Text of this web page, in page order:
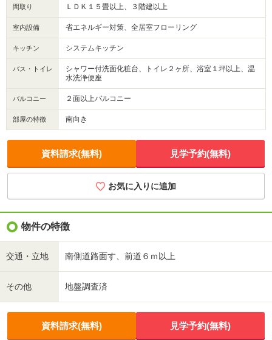
間取り ＬＤＫ１５畳以上、３階建以上
室内設備 省エネルギー対策、全居室フローリング
キッチン システムキッチン
バス・トイレ
シャワー付洗面化粧台、トイレ２ヶ所、浴室１坪以上、温
水洗浄便座
バルコニー ２面以上バルコニー
部屋の特徴 南向き
資料請求(無料) 見学予約(無料)
お気に入りに追加
物件の特徴
交通・立地 南側道路面す、前道６ｍ以上
その他 地盤調査済
資料請求(無料) 見学予約(無料)